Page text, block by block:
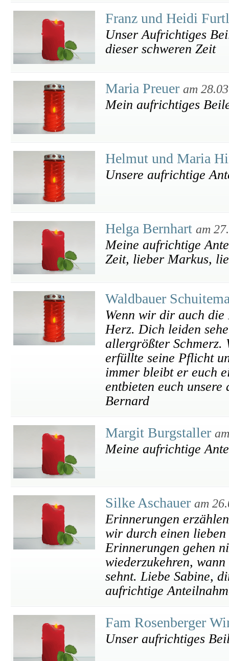
Franz und Heidi
Unser Aufrichtiges
dieser schweren Zeit
Maria Preuer am
Mein aufrichtiges
Helmut und Maria
Unsere aufrichtige
Helga Bernhart am
Meine aufrichtige
Zeit, lieber Markus,
Waldbauer
Wenn wir dir auch die
Herz. Dich leiden
allergrößter Schmerz.
erfüllte seine Pflicht
immer bleibt er euch
entbieten euch
Bernard
Margit Burgstaller
Meine aufrichtige
Silke Aschauer am
Erinnerungen
wir durch einen
Erinnerungen gehen
wiederzukehren,
sehnt. Liebe Sabine,
aufrichtige
Fam Rosenberger
Unser aufrichtiges